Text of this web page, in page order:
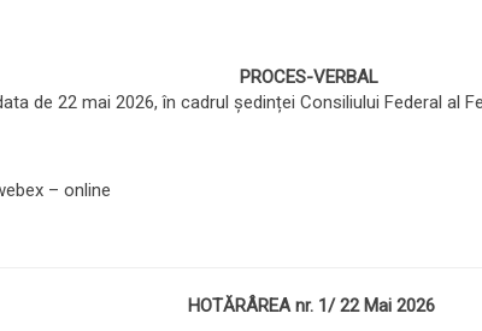
PROCES-VERBAL
de 22 mai 2026, în cadrul ședinței Consiliului Federal al
– online
HOTĂRÂREAnr. 1/ 22 Mai 2026